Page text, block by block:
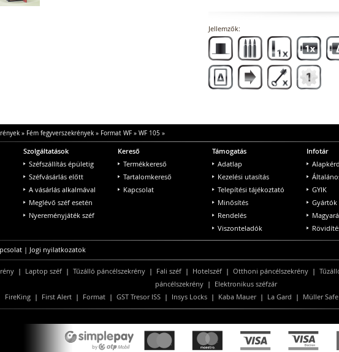
Jellemzők:
» Fém fegyverszekrények» Format WF» WF 105»
Szolgáltatások
Széfszállítás épületig
Széfvásárlás előtt
A vásárlás alkalmával
Meglévő széf esetén
Nyereményjáték széf
Kereső
Termékkereső
Tartalomkereső
Kapcsolat
Támogatás
Adatlap
Kezelési utasítás
Telepítési tájékoztató
Minősítés
Rendelés
Viszonteladók
Infotár
GYIK
Gyártók
| Jogi nyilatkozatok
| Laptop széf| Tűzálló páncélszekrény| Fali széf| Hotelszéf| Otthoni páncélszekrény|
páncélszekrény | Elektronikus széfzár
FireKing | First Alert | Format | GST Tresor ISS | Insys Locks | Kaba Mauer| La Gard | Müller Safe